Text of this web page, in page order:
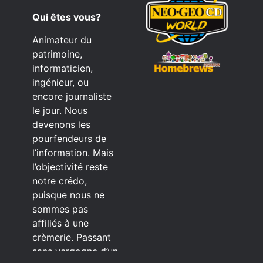
Qui êtes vous?
Animateur du
patrimoine,
informaticien,
ingénieur, ou
encore journaliste
le jour. Nous
devenons les
pourfendeurs de
l’information. Mais
l’objectivité reste
notre crédo,
puisque nous ne
sommes pas
affiliés à une
crèmerie. Passant
sans vergogne d’un